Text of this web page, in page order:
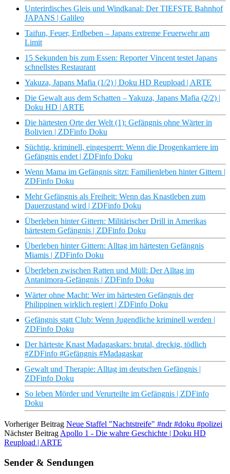
Unterirdisches Gleis und Windkanal: Der TIEFSTE Bahnhof
JAPANS | Galileo
Taifun, Feuer, Erdbeben – Japans extreme Feuerwehr am
Limit
15 Sekunden bis zum Essen: Reporter Vincent testet Japans
schnellstes Restaurant
Yakuza, Japans Mafia (1/2) | Doku HD Reupload | ARTE
Die Gewalt aus dem Schatten – Yakuza, Japans Mafia (2/2) |
Doku HD | ARTE
Die härtesten Orte der Welt (1): Gefängnis ohne Wärter in
Bolivien | ZDFinfo Doku
Süchtig, kriminell, eingesperrt: Wenn die Drogenkarriere im
Gefängnis endet | ZDFinfo Doku
Wenn Mama im Gefängnis sitzt: Familienleben hinter Gittern |
ZDFinfo Doku
Mehr Gefängnis als Freiheit: Wenn das Knastleben zum
Dauerzustand wird | ZDFinfo Doku
Überleben hinter Gittern: Militärischer Drill in Amerikas
härtestem Gefängnis | ZDFinfo Doku
Überleben hinter Gittern: Alltag im härtesten Gefängnis
Miamis | ZDFinfo Doku
Überleben zwischen Ratten und Müll: Der Alltag im
Antanimora-Gefängnis | ZDFinfo Doku
Wärter ohne Macht: Wer im härtesten Gefängnis der
Philippinen wirklich regiert | ZDFinfo Doku
Gefängnis statt Club: Wenn Jugendliche kriminell werden |
ZDFinfo Doku
Der härteste Knast Madagaskars: brutal, dreckig, tödlich
#ZDFinfo #Gefängnis #Madagaskar
Gewalt und Therapie: Alltag im deutschen Gefängnis |
ZDFinfo Doku
So leben Mörder und Verurteilte im Gefängnis | ZDFinfo
Doku
Vorheriger Beitrag Neue Staffel "Nachtstreife" #ndr #doku #polizei
Nächster Beitrag Apollo 1 - Die wahre Geschichte | Doku HD
Reupload | ARTE
Sender & Sendungen